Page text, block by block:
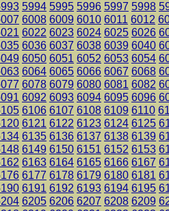
5994 5995 5996 5997 5998
6008 6009 6010 6011 6012
6022 6023 6024 6025 6026
6036 6037 6038 6039 6040
6050 6051 6052 6053 6054
6064 6065 6066 6067 6068
6078 6079 6080 6081 6082
6092 6093 6094 6095 6096
6106 6107 6108 6109 6110
6121 6122 6123 6124 6125
6135 6136 6137 6138 6139
6149 6150 6151 6152 6153
6163 6164 6165 6166 6167
6177 6178 6179 6180 6181
6191 6192 6193 6194 6195
6205 6206 6207 6208 6209